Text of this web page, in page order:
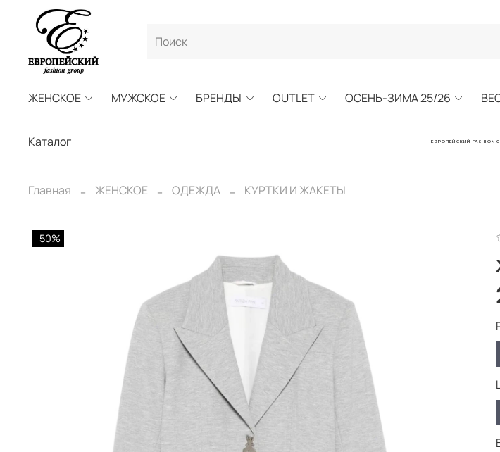
ЖЕНСКОЕ МУЖСКОЕ БРЕНДЫ OUTLET ОСЕНЬ-ЗИМА 25/26
ЕВРОПЕЙСКИЙ FASHION
Каталог
Главная ЖЕНСКОЕ ОДЕЖДА КУРТКИ И ЖАКЕТЫ
-50%